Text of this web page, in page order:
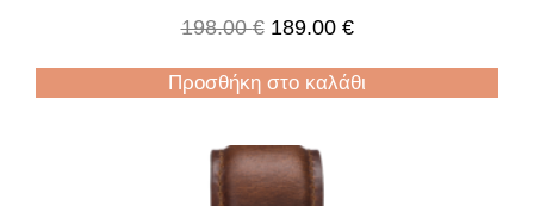
198.00€ 189.00 €
Προσθήκη στο καλάθι